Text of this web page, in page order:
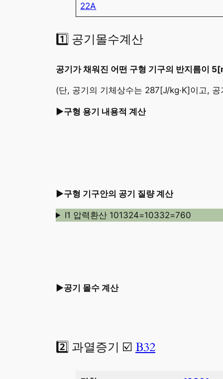
22A
1️⃣ 공기몰수계산
공기가 채워진 어떤 구형 기구의 반지름이
(단, 공기의 기체상수는 287[J/kg·K]이고,
►구형 용기 내용적 계산
►구형 기구안의 공기 질량 계산
I1 압력환산 101324=10332=760
►공기 몰수 계산
2️⃣ 과열증기 ☑️ B32